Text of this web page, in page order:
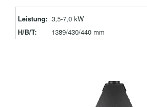
Leistung: 3,5-7,0 kW
H/B/T:
1389/430/440 mm